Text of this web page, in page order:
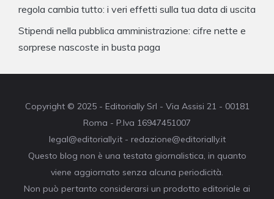
regola cambia tutto: i veri effetti sulla tua data di uscita
Stipendi nella pubblica amministrazione: cifre nette e
sorprese nascoste in busta paga
Copyright © 2025 - Editorially Srl - Via Assisi 21 - 00181
Roma - P.Iva 16947451007
legal@editorially.it - redazione@editorially.it
Questo blog non è una testata giornalistica, in quanto
viene aggiornato senza alcuna periodicità.
Non può pertanto considerarsi un prodotto editoriale ai